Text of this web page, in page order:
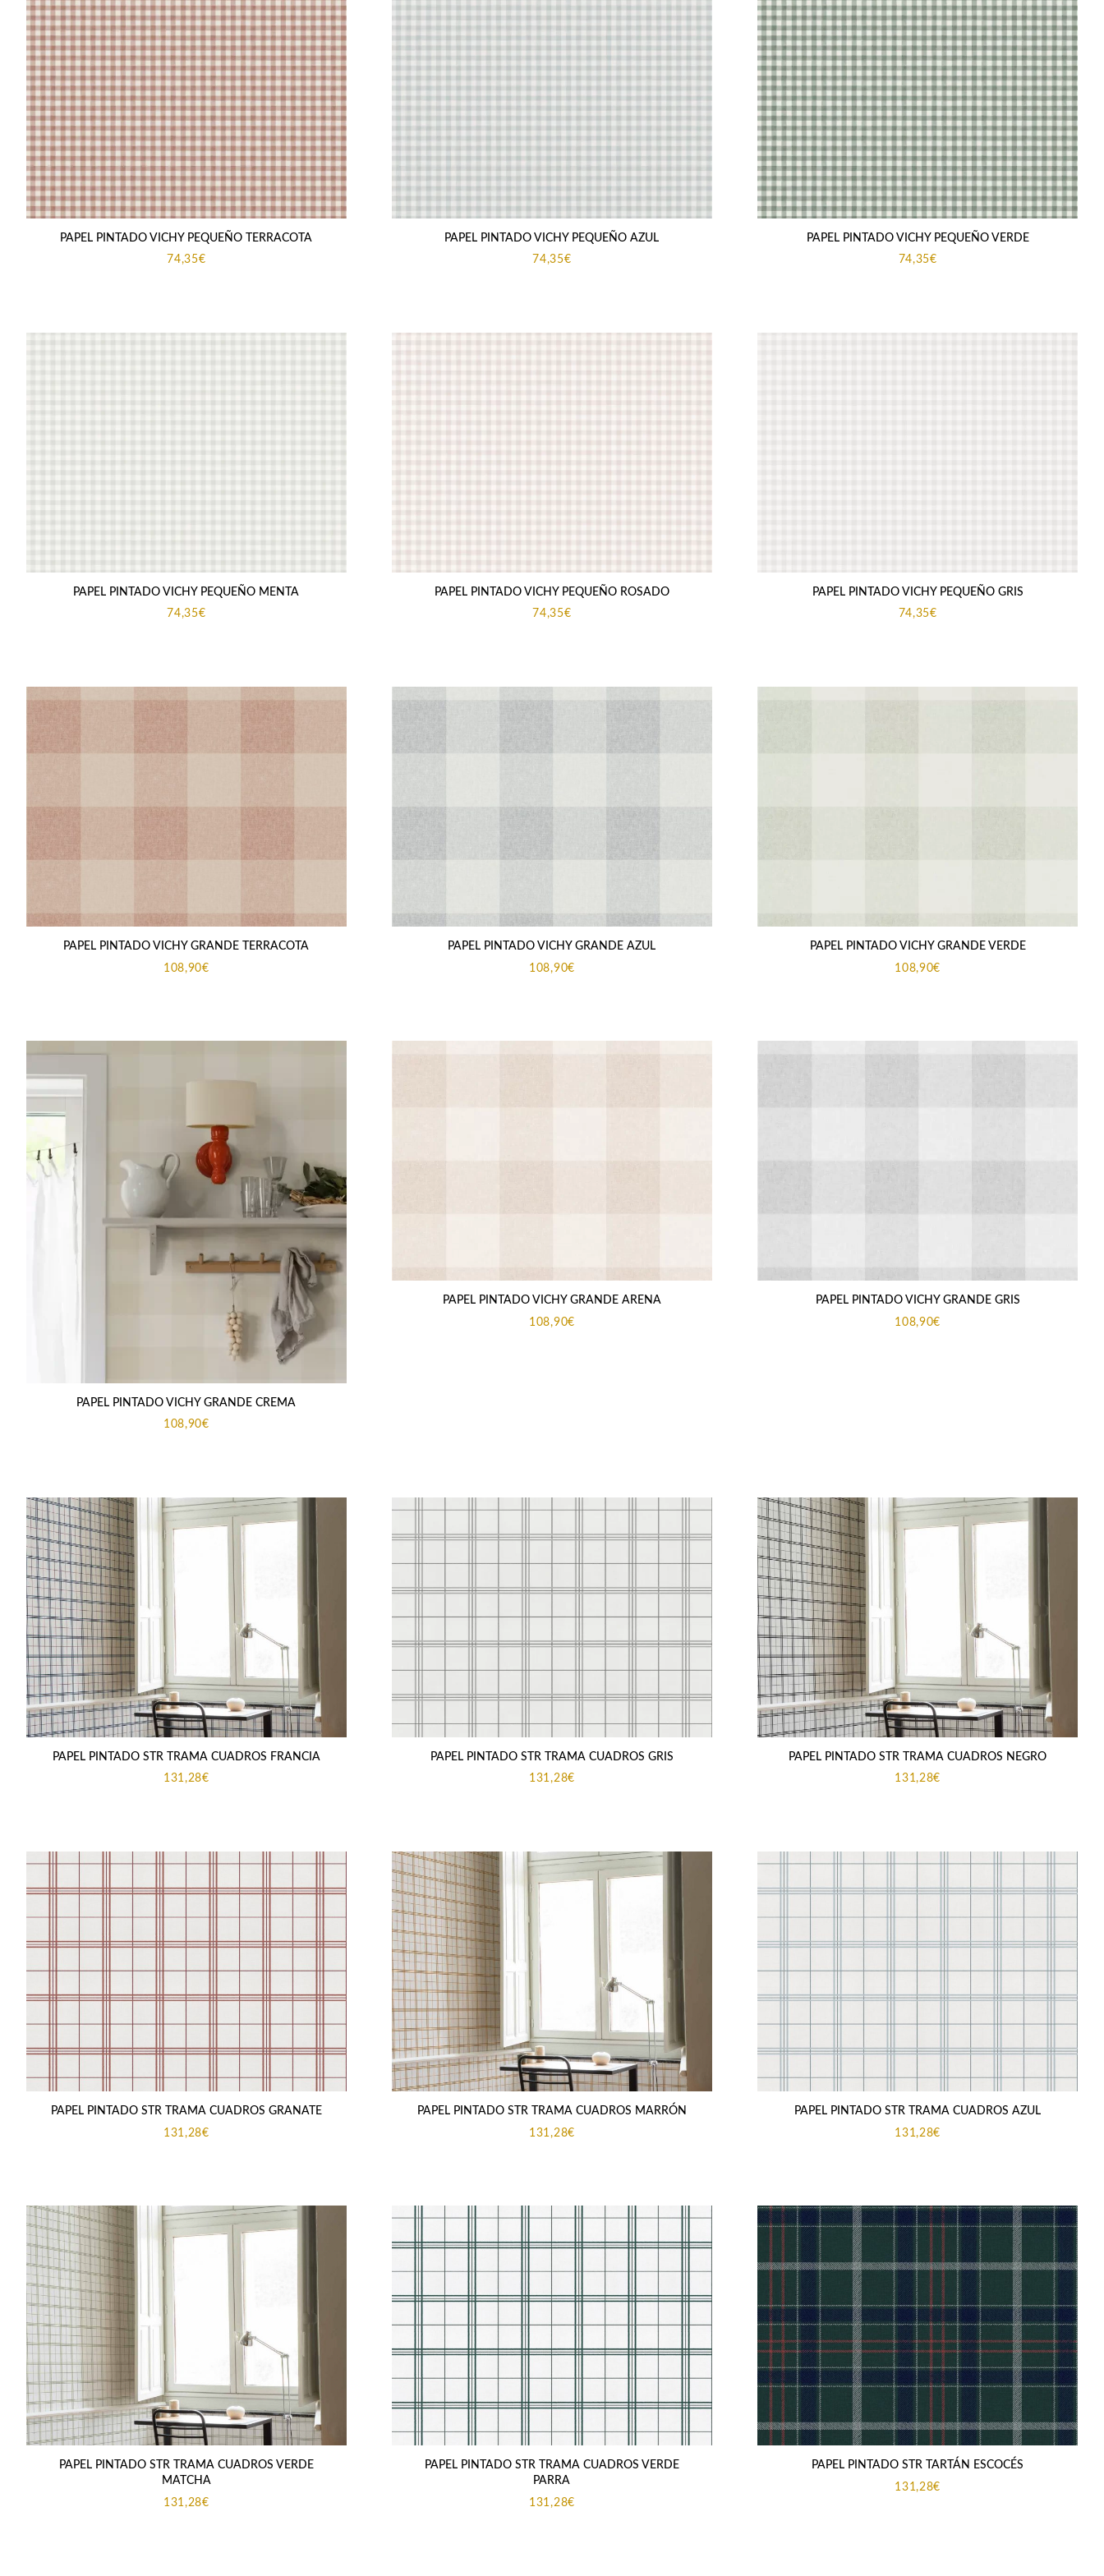
PAPEL PINTADO VICHY PEQUEÑO TERRACOTA
74,35€
PAPEL PINTADO VICHY PEQUEÑO AZUL
74,35€
PAPEL PINTADO VICHY PEQUEÑO VERDE
74,35€
PAPEL PINTADO VICHY PEQUEÑO MENTA
74,35€
PAPEL PINTADO VICHY PEQUEÑO ROSADO
74,35€
PAPEL PINTADO VICHY PEQUEÑO GRIS
74,35€
PAPEL PINTADO VICHY GRANDE TERRACOTA
108,90€
PAPEL PINTADO VICHY GRANDE AZUL
108,90€
PAPEL PINTADO VICHY GRANDE VERDE
108,90€
PAPEL PINTADO VICHY GRANDE CREMA
108,90€
PAPEL PINTADO VICHY GRANDE ARENA
108,90€
PAPEL PINTADO VICHY GRANDE GRIS
108,90€
PAPEL PINTADO STR TRAMA CUADROS FRANCIA
131,28€
PAPEL PINTADO STR TRAMA CUADROS GRIS
131,28€
PAPEL PINTADO STR TRAMA CUADROS NEGRO
131,28€
PAPEL PINTADO STR TRAMA CUADROS GRANATE
131,28€
PAPEL PINTADO STR TRAMA CUADROS MARRÓN
131,28€
PAPEL PINTADO STR TRAMA CUADROS AZUL
131,28€
PAPEL PINTADO STR TRAMA CUADROS VERDE
MATCHA
131,28€
PAPEL PINTADO STR TRAMA CUADROS VERDE
PARRA
131,28€
PAPEL PINTADO STR TARTÁN ESCOCÉS
131,28€